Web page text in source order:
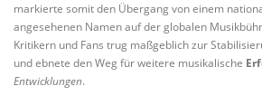
markierte somit den Übergang von einem
angesehenen Namen auf der globalen
Kritikern und Fans trug maßgeblich zur
und ebnete den Weg für weitere musikalische
Entwicklungen.